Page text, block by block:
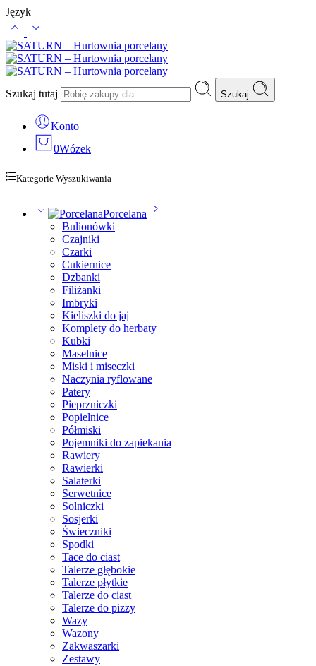
Język
Szukaj tutaj Szukaj
Konto
0Wózek
Kategorie Wyszukiwania
Porcelana
Bulionówki
Czajniki
Czarki
Cukiernice
Dzbanki
Filiżanki
Imbryki
Kieliszki do jaj
Komplety do herbaty
Kubki
Maselnice
Miski i miseczki
Naczynia ryflowane
Patery
Pieprzniczki
Popielnice
Półmiski
Pojemniki do zapiekania
Rawiery
Rawierki
Salaterki
Serwetnice
Solniczki
Sosjerki
Świeczniki
Spodki
Tace do ciast
Talerze głębokie
Talerze płytkie
Talerze do ciast
Talerze do pizzy
Wazy
Wazony
Zakwaszarki
Zestawy